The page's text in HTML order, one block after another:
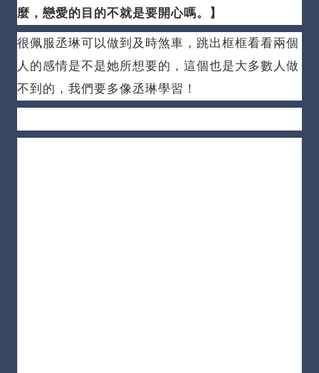
麼，戀愛的目的不就是要開心嗎。 】
很佩服丞琳可以做到及時煞車，跳出框框看看兩個
人的感情是不是她所想要的，這個也是大多數人做
不到的，我們要多像丞琳學習！